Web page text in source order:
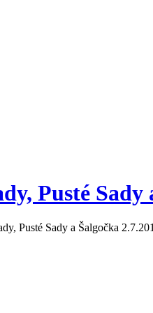
Pusté Sady
Pusté Sady a Šalgočka